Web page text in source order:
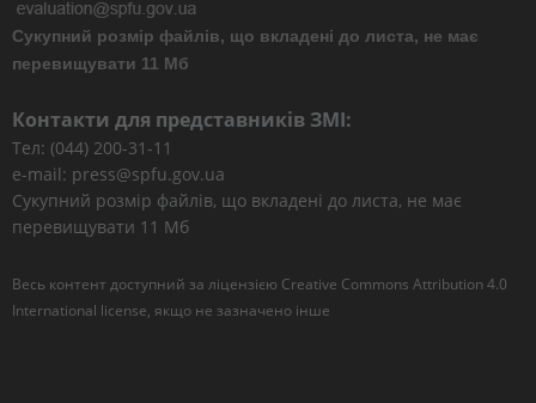
Сукупний розмір файлів, що вкладені до листа, не має
перевищувати 11 Мб
Контакти для представників ЗМІ:
Тел: (044) 200-31-11
e-mail: press@spfu.gov.ua
Сукупний розмір файлів, що вкладені до листа, не має
перевищувати 11 Мб
Весь контент доступний за ліцензією Creative Commons Attribution 4.0
International license, якщо не зазначено інше